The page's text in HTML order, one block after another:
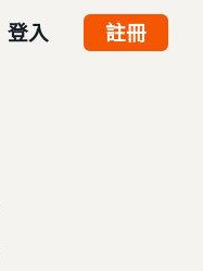
登入 註冊